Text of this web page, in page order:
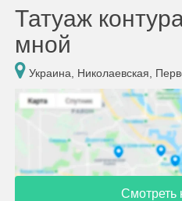
Татуаж
мной
Украина, Николаевская,
Смотреть